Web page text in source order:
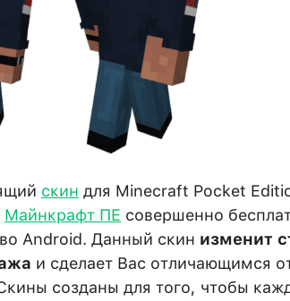
скин для Minecraft Pocket
Майнкрафт ПЕ совершенно
Android. Данный скин изменит
и сделает Вас отличающимся
созданы для того, чтобы